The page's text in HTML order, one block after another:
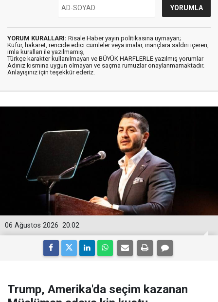
YORUM KURALLARI: Risale Haber yayın politikasına uymayan;
Küfür, hakaret, rencide edici cümleler veya imalar, inançlara saldırı içeren,
imla kuralları ile yazılmamış,
Türkçe karakter kullanılmayan ve BÜYÜK HARFLERLE yazılmış yorumlar
Adınız kısmına uygun olmayan ve saçma rumuzlar onaylanmamaktadır.
Anlayışınız için teşekkür ederiz.
20:02
06 Ağustos 2026
Trump, Amerika'da seçim kazanan